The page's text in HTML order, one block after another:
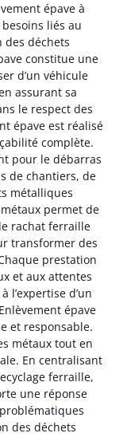
épave à
liés au
des déchets
constitue une
d’un véhicule
assurant sa
le respect des
épave est réalisé
complète.
pour le débarras
de chantiers, de
métalliques
permet de
rachat ferraille
transformer des
prestation
et aux attentes
l’expertise d’un
épave
et responsable.
métaux tout en
En centralisant
ferraille,
une réponse
des déchets